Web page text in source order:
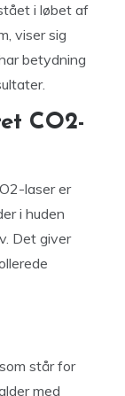
i løbet af
viser sig
betydning
CO2-
laser er
i huden
Det giver
står for
med